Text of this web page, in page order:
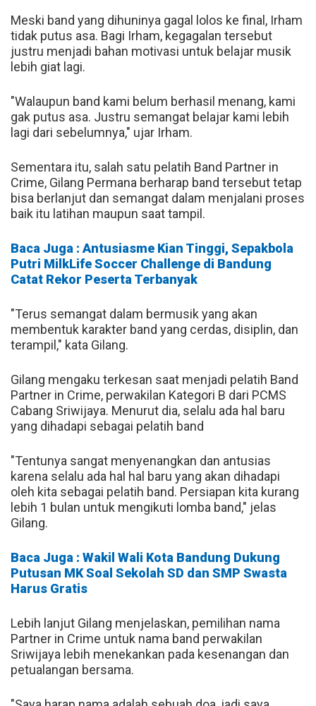
Meski band yang dihuninya gagal lolos ke final, Irham
tidak putus asa. Bagi Irham, kegagalan tersebut
justru menjadi bahan motivasi untuk belajar musik
lebih giat lagi.
"Walaupun band kami belum berhasil menang, kami
gak putus asa. Justru semangat belajar kami lebih
lagi dari sebelumnya," ujar Irham.
Sementara itu, salah satu pelatih Band Partner in
Crime, Gilang Permana berharap band tersebut tetap
bisa berlanjut dan semangat dalam menjalani proses
baik itu latihan maupun saat tampil.
Baca Juga : Antusiasme Kian Tinggi, Sepakbola
Putri MilkLife Soccer Challenge di Bandung
Catat Rekor Peserta Terbanyak
"Terus semangat dalam bermusik yang akan
membentuk karakter band yang cerdas, disiplin, dan
terampil," kata Gilang.
Gilang mengaku terkesan saat menjadi pelatih Band
Partner in Crime, perwakilan Kategori B dari PCMS
Cabang Sriwijaya. Menurut dia, selalu ada hal baru
yang dihadapi sebagai pelatih band
"Tentunya sangat menyenangkan dan antusias
karena selalu ada hal hal baru yang akan dihadapi
oleh kita sebagai pelatih band. Persiapan kita kurang
lebih 1 bulan untuk mengikuti lomba band," jelas
Gilang.
Baca Juga : Wakil Wali Kota Bandung Dukung
Putusan MK Soal Sekolah SD dan SMP Swasta
Harus Gratis
Lebih lanjut Gilang menjelaskan, pemilihan nama
Partner in Crime untuk nama band perwakilan
Sriwijaya lebih menekankan pada kesenangan dan
petualangan bersama.